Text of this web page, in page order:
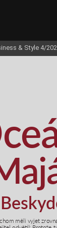
eskyd
chom měli vyjet zro
& Style 4/